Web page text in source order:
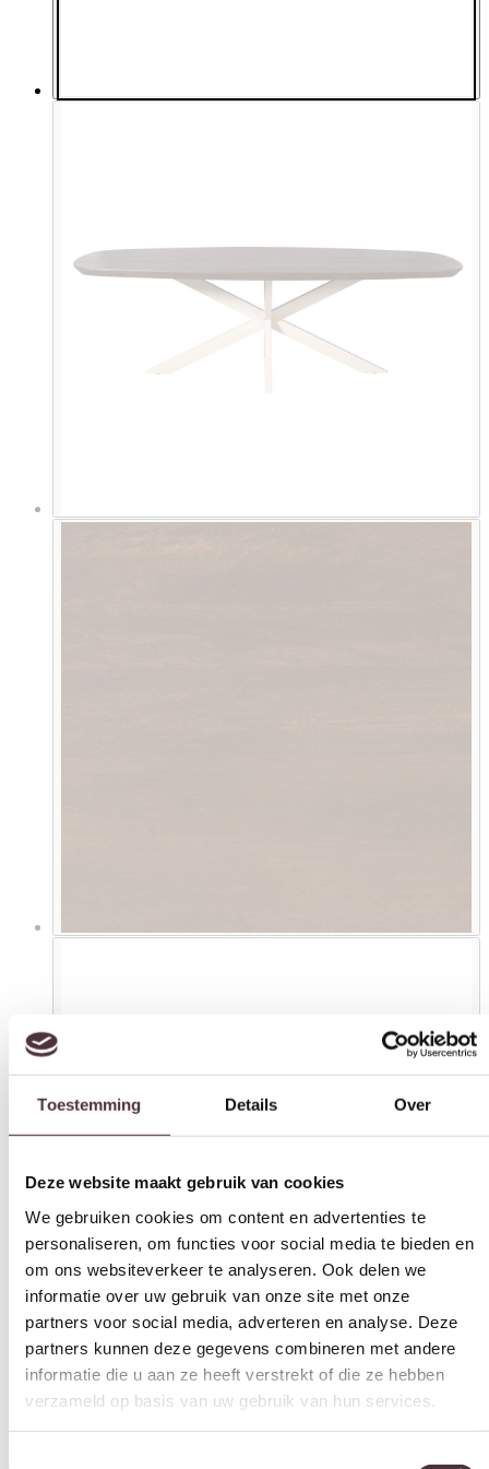
Toestemming Details Over
We gebruiken cookies om content en advertenties te
personaliseren, om functies voor social media te bieden en
om ons websiteverkeer te analyseren. Ook delen we
informatie over uw gebruik van onze site met onze
partners voor social media, adverteren en analyse. Deze
partners kunnen deze gegevens combineren met andere
informatie die u aan ze heeft verstrekt of die ze hebben
verzameld op basis van uw gebruik van hun services.
Toestemmingsselectie
Starfurn Eettafel Madison Brown | 200 cm | Deens Ovaal | Poot